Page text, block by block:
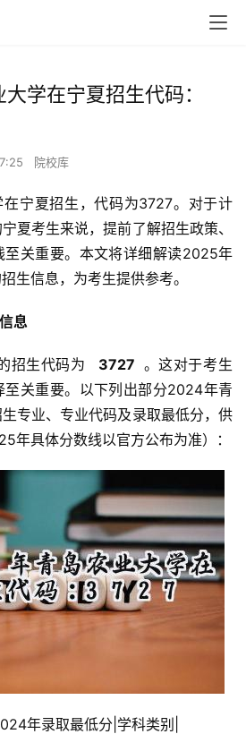
学在宁夏招生代码：
院校库
夏考生来说，提前了解招生政策、
至关重要。本文将详细解读2025年
生信息，为考生提供参考。
息
招生代码为
  3727
。这对于考生
至关重要。以下列出部分2024年青
专业、专业代码及录取最低分，供
年具体分数线以官方公布为准）：
年录取最低分|学科类别|